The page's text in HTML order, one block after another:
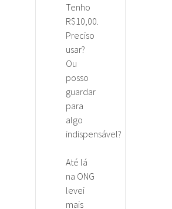
Tenho
R$10,00.
Preciso
usar?
Ou
posso
guardar
para
algo
indispensável?
Até lá
na ONG
levei
mais